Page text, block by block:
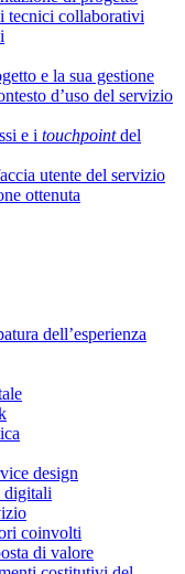
tecnici collaborativi
e la sua gestione
d’uso del servizio
e i touchpointdel
utente del servizio
ottenuta
dell’esperienza
design
digitali
coinvolti
di valore